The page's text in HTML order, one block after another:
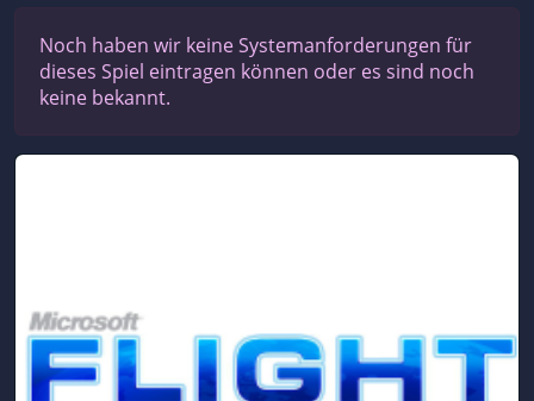
Noch haben wir keine Systemanforderungen für
dieses Spiel eintragen können oder es sind noch
keine bekannt.